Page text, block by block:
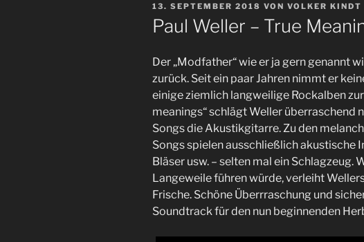
VERÖFFENTLICHT
AM
13. SEPTEMBER 2018 VON VOLKER KINDT
Paul Weller – True
Der „Modfather“ wie er ja gern genannt
zurück. Seit ein paar Jahren nimmt er
einige ziemlich langweilige Rockalben
meanings“ schlägt Weller überraschend
Songs die Akustikgitarre. Zu den
Songs spielen ausschließlich akustische
Bläser usw. – selten mal ein Schlagzeug.
Langeweile führen würde, verleiht
Frische. Schöne Überrraschung und
Soundtrack für den nun beginnenden